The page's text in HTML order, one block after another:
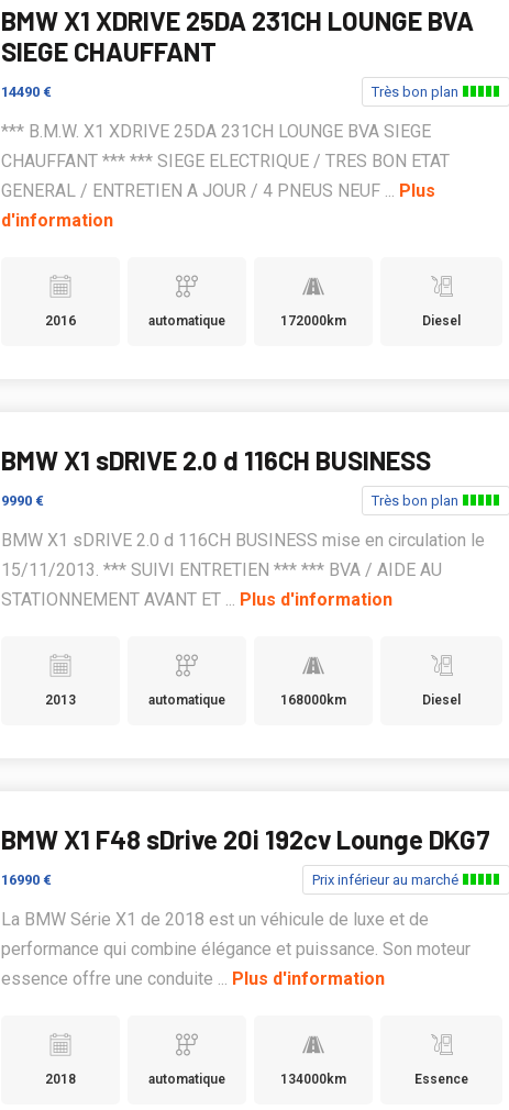
BMW X1 XDRIVE 25DA 231CH LOUNGE BVA
SIEGE CHAUFFANT
14490 € Très bon plan
*** B.M.W. X1 XDRIVE 25DA 231CH LOUNGE BVA SIEGE
CHAUFFANT *** *** SIEGE ELECTRIQUE / TRES BON ETAT
GENERAL / ENTRETIEN A JOUR / 4 PNEUS NEUF ... Plus
d'information
2016 automatique 172000km Diesel
BMW X1 sDRIVE 2.0 d 116CH BUSINESS
9990 € Très bon plan
BMW X1 sDRIVE 2.0 d 116CH BUSINESS mise en circulation le
15/11/2013. *** SUIVI ENTRETIEN *** *** BVA / AIDE AU
STATIONNEMENT AVANT ET ... Plus d'information
2013 automatique 168000km Diesel
BMW X1 F48 sDrive 20i 192cv Lounge DKG7
16990 € Prix inférieur au marché
La BMW Série X1 de 2018 est un véhicule de luxe et de
performance qui combine élégance et puissance. Son moteur
essence offre une conduite ... Plus d'information
2018 automatique 134000km Essence